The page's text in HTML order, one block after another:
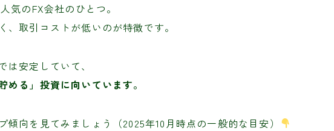
気のFX会社のひとつ。
取引コストが低いのが特徴です。
安定していて、
める」投資に向いています。
向を見てみましょう（2025年10月時点の一般的な目安）